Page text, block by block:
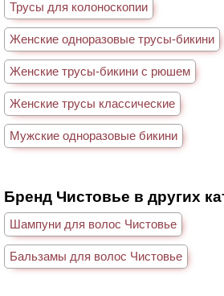
Трусы для колоноскопии
Женские одноразовые трусы-бикини
Женские трусы-бикини с рюшем
Женские трусы классические
Мужские одноразовые бикини
Бренд Чистовье в других
Шампуни для волос Чистовье
Бальзамы для волос Чистовье